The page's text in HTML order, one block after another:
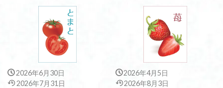
2026年6月30日
2026年7月31日
2026年4月5日
2026年8月3日